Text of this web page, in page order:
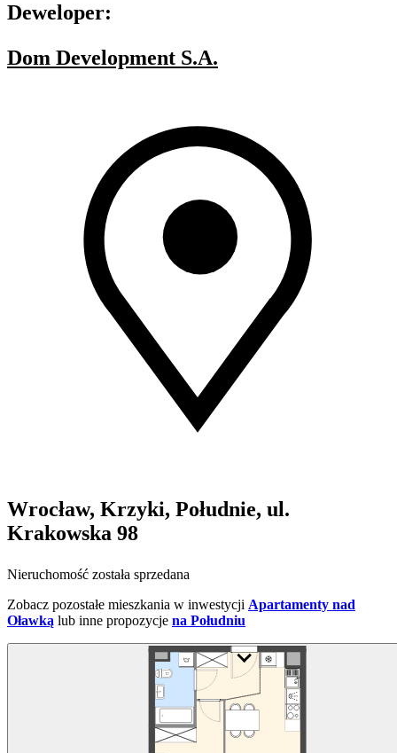
Deweloper:
Dom Development S.A.
Wrocław, Krzyki, Południe, ul.
Krakowska 98
Nieruchomość została sprzedana
Zobacz pozostałe mieszkania w inwestycji Apartamenty nad
Oławką lub inne propozycje na Południu